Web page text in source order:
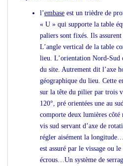
l’embase est un trièdre de
« U » qui supporte la table
paliers sont fixés. Ils
L’angle vertical de la table
lieu. L’orientation Nord-Sud
du site. Autrement dit l’axe
géographique du lieu. Cette
sur la tête du pilier par trois
120°, pré orientées une au
comporte deux lumières
vis sud servant d’axe de
régler aisément la
est assuré par le vissage ou
écrous…Un système de